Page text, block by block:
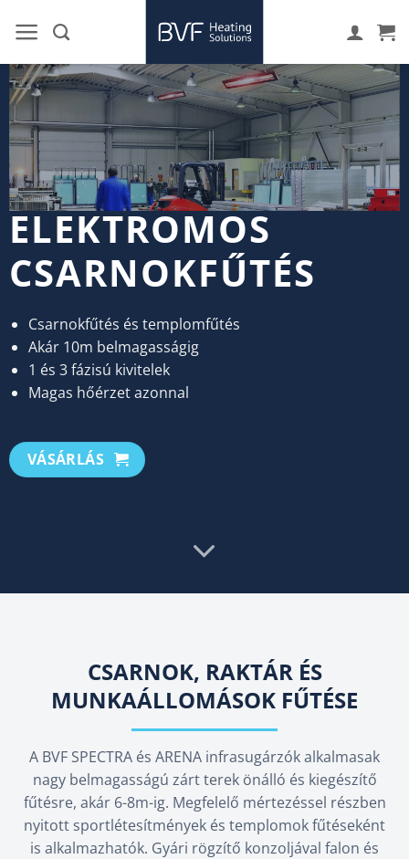
ELEKTROMOS
CSARNOKFŰTÉS
Csarnokfűtés és templomfűtés
Akár 10m belmagasságig
1 és 3 fázisú kivitelek
Magas hőérzet azonnal
VÁSÁRLÁS
CSARNOK, RAKTÁR ÉS
MUNKAÁLLOMÁSOK FŰTÉSE
A BVF SPECTRA és ARENA infrasugárzók alkalmasak
nagy belmagasságú zárt terek önálló és kiegészítő
fűtésre, akár 6-8m-ig. Megfelelő mértezéssel részben
nyitott sportlétesítmények és templomok fűtéseként
is alkalmazhatók. Gyári rögzítő konzoljával falon és